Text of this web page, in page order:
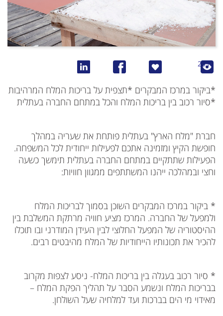
2596
*ביקור במרכז המבקרים *תצפית על בריכות המלח המרהיבות
*סיור רכוב בין בריכות המלח והכל במתחם החברה בעתלית
חברת "מלח הארץ" בעתלית פותחת את שעריה במהלך
חופשת הקיץ ומזמינה אתכם לפעילות ייחודית לכל המשפחה.
הפעילות שתתקיים במתחם החברה בעתלית תימשך כשעה
וחצי ובמהלכה ייהנו המשתתפים ממגוון חוויות:
* ביקור במרכז המבקרים השוכן בסמוך לבריכות המלח
ולמפעל של החברה. המרכז מציע חוויה מרתקת המשלבת בין
ההיסטוריה של המפעל החלוצי לבין העידן המודרני ובו תוכלו
להכיר את תכונותיו הייחודיות של המלח מהיבטים רבים.
* סיור רכוב בעגלה בין בריכות המלח- ניסע לצפות מקרוב
בבריכות המלח ונשמע הסבר על תהליך הפקת המלח –
מאידוי מי הים בברכות ועד למלחיה שעל השולחן.